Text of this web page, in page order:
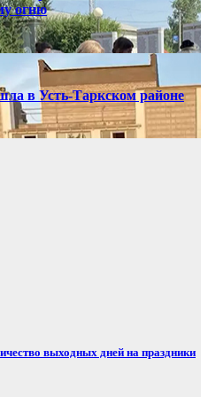
огню
в Усть-Таркском районе
выходных дней на праздники